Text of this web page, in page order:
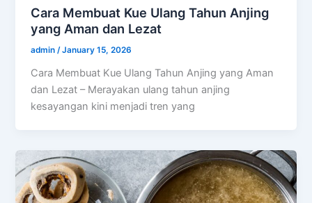
Cara Membuat Kue Ulang Tahun Anjing
yang Aman dan Lezat
admin/January 15, 2026
Cara Membuat Kue Ulang Tahun Anjing yang Aman
dan Lezat – Merayakan ulang tahun anjing
kesayangan kini menjadi tren yang